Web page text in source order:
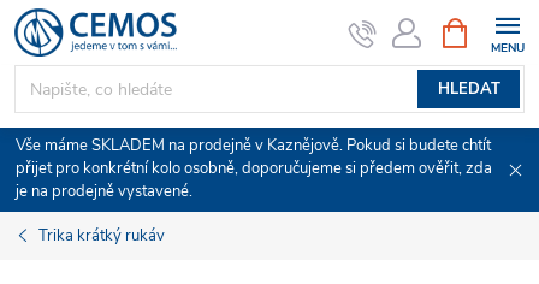
Přejít
na
obsah
HLEDAT
NÁKUPNÍ
KOŠÍK
Vše máme SKLADEM na prodejně v Kaznějově. Pokud si budete chtít
přijet pro konkrétní kolo osobně, doporučujeme si předem ověřit, zda
je na prodejně vystavené.
Trika krátký rukáv